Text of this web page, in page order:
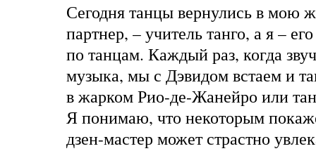
Сегодня танцы вернулись в мою
партнер, – учитель танго, а я –
по танцам. Каждый раз, когда
музыка, мы с Дэвидом встаем и
в жарком Рио-де-Жанейро или
Я понимаю, что некоторым
дзен-мастер может страстно